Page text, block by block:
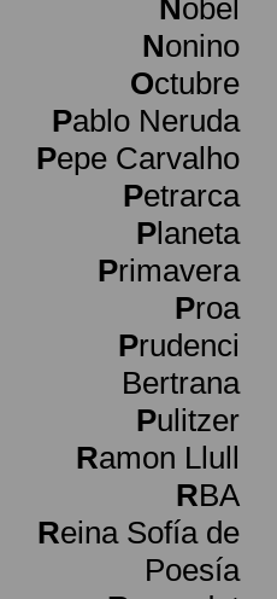
Nobel
Nonino
Octubre
Pablo Neruda
Pepe Carvalho
Petrarca
Planeta
Primavera
Proa
Prudenci
Bertrana
Pulitzer
Ramon Llull
RBA
Reina Sofía de
Poesía